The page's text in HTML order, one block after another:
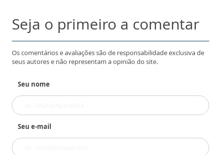
Seja o primeiro a comentar
Os comentários e avaliações são de responsabilidade exclusiva de
seus autores e não representam a opinião do site.
Seu nome
Seu e-mail